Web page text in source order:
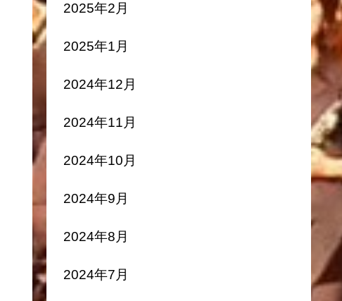
2025年2月
2025年1月
2024年12月
2024年11月
2024年10月
2024年9月
2024年8月
2024年7月